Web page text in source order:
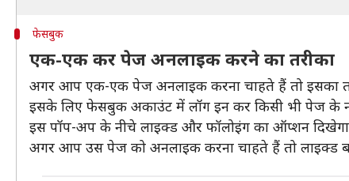
फेसबुक
एक-एक कर पेज अनलाइक करने का तरीका
अगर आप एक-एक पेज अनलाइक करना चाहते हैं तो इसका
इसके लिए फेसबुक अकाउंट में लॉग इन कर किसी भी पेज के
इस पॉप-अप के नीचे लाइक्ड और फॉलोइंग का ऑप्शन
अगर आप उस पेज को अनलाइक करना चाहते हैं तो लाइक्ड